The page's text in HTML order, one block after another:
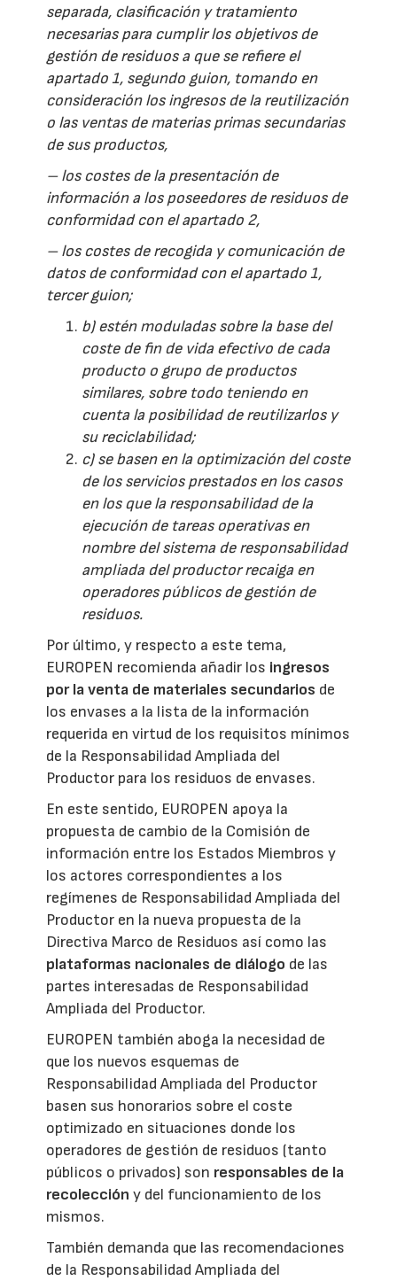
separada, clasificación y tratamiento
necesarias para cumplir los objetivos de
gestión de residuos a que se refiere el
apartado 1, segundo guion, tomando en
consideración los ingresos de la reutilización
o las ventas de materias primas secundarias
de sus productos,
– los costes de la presentación de
información a los poseedores de residuos de
conformidad con el apartado 2,
– los costes de recogida y comunicación de
datos de conformidad con el apartado 1,
tercer guion;
b) estén moduladas sobre la base del
coste de fin de vida efectivo de cada
producto o grupo de productos
similares, sobre todo teniendo en
cuenta la posibilidad de reutilizarlos y
su reciclabilidad;
c) se basen en la optimización del coste
de los servicios prestados en los casos
en los que la responsabilidad de la
ejecución de tareas operativas en
nombre del sistema de responsabilidad
ampliada del productor recaiga en
operadores públicos de gestión de
residuos.
Por último, y respecto a este tema,
EUROPEN recomienda añadir los ingresos
por la venta de materiales secundarios de
los envases a la lista de la información
requerida en virtud de los requisitos mínimos
de la Responsabilidad Ampliada del
Productor para los residuos de envases.
En este sentido, EUROPEN apoya la
propuesta de cambio de la Comisión de
información entre los Estados Miembros y
los actores correspondientes a los
regímenes de Responsabilidad Ampliada del
Productor en la nueva propuesta de la
Directiva Marco de Residuos así como las
plataformas nacionales de diálogo de las
partes interesadas de Responsabilidad
Ampliada del Productor.
EUROPEN también aboga la necesidad de
que los nuevos esquemas de
Responsabilidad Ampliada del Productor
basen sus honorarios sobre el coste
optimizado en situaciones donde los
operadores de gestión de residuos (tanto
públicos o privados) son responsables de la
recolección y del funcionamiento de los
mismos.
También demanda que las recomendaciones
de la Responsabilidad Ampliada del